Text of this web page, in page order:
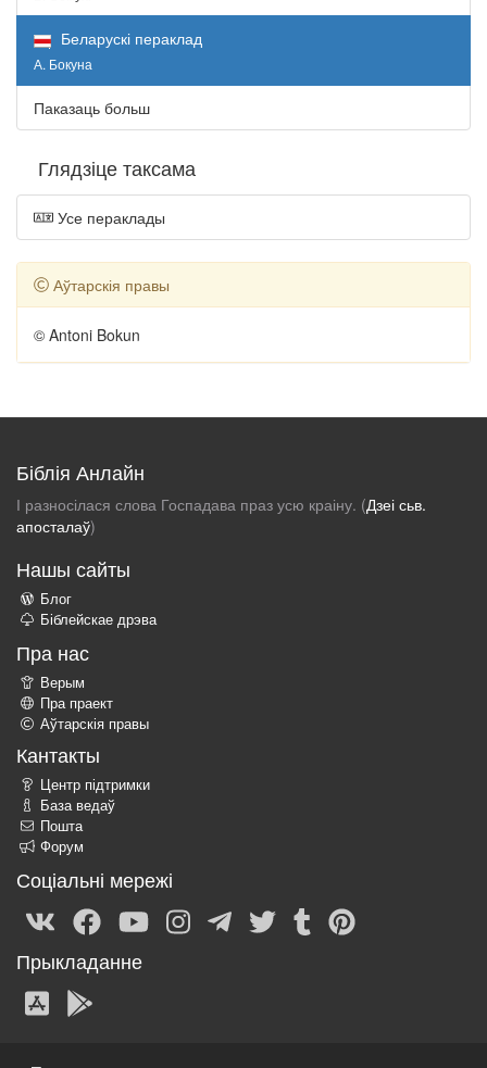
Беларускі пераклад
А. Бокуна
Паказаць больш
Глядзіце таксама
Усе пераклады
Аўтарскія правы
© Antoni Bokun
Біблія Анлайн
І разносілася слова Госпадава праз усю краіну. (Дзеі сьв.
апосталаў)
Нашы сайты
Блог
Біблейскае дрэва
Пра нас
Верым
Пра праект
Аўтарскія правы
Кантакты
Центр підтримки
База ведаў
Пошта
Форум
Соціальні мережі
Прыкладанне